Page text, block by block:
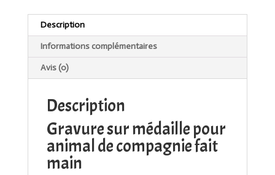
Description
Informations complémentaires
Avis (0)
Description
Gravure sur médaille pour
animal de compagnie fait
main